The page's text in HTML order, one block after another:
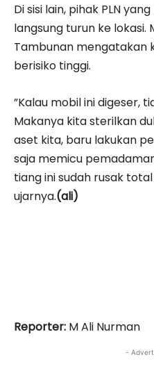
Di sisi lain, pihak PLN
langsung turun ke lokasi.
Tambunan mengatakan
berisiko tinggi.
”Kalau mobil ini digeser,
Makanya kita sterilkan
aset kita, baru lakukan
saja memicu
tiang ini sudah rusak
ujarnya.(ali)
Reporter: M Ali Nurman
-